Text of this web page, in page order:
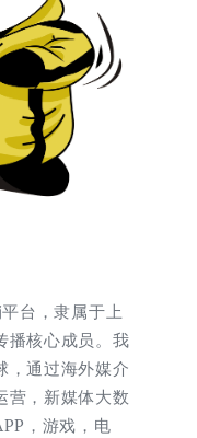
台，隶属于上
播核心成员。我
，通过海外媒介
营，新媒体大数
，游戏，电